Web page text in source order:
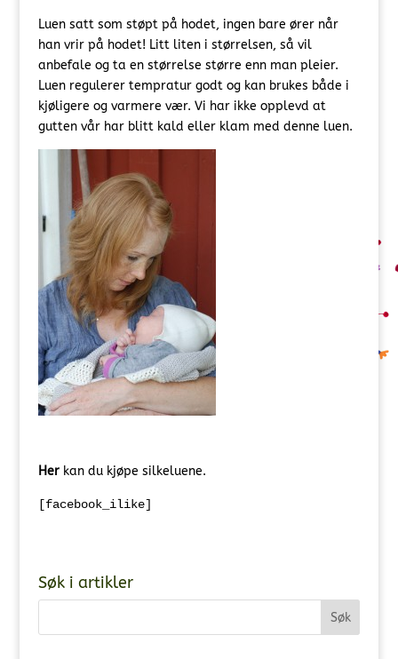
Luen satt som støpt på hodet, ingen bare ører når
han vrir på hodet! Litt liten i størrelsen, så vil
anbefale og ta en størrelse større enn man pleier.
Luen regulerer tempratur godt og kan brukes både i
kjøligere og varmere vær. Vi har ikke opplevd at
gutten vår har blitt kald eller klam med denne luen.
Herkan du kjøpe silkeluene.
[facebook_ilike]
Søk i artikler